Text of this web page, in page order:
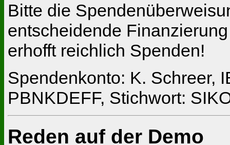
Bitte die
entscheidende
erhofft reichlich Spenden!
Spendenkonto: K. Schreer,
PBNKDEFF, Stichwort:
Reden auf der Demo